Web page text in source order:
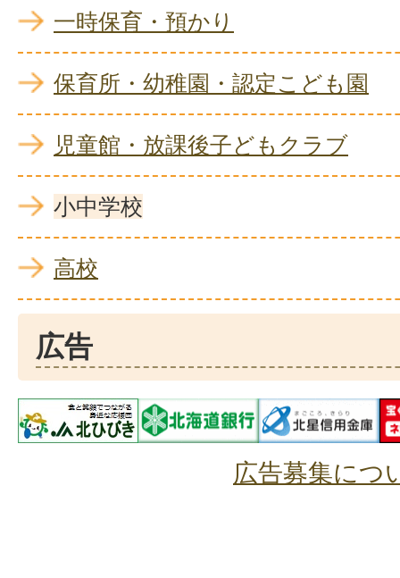
一時保育・預かり
保育所・幼稚園・認定こども園
児童館・放課後子どもクラブ
小中学校
高校
広告
広告募集につ